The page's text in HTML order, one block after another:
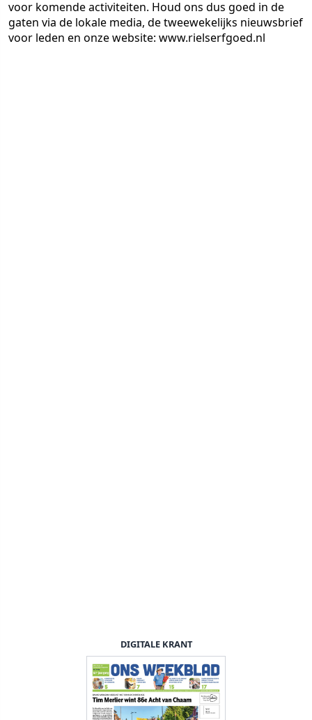
voor komende activiteiten. Houd ons dus goed in de
gaten via de lokale media, de tweewekelijks nieuwsbrief
voor leden en onze website: www.rielserfgoed.nl
DIGITALE KRANT